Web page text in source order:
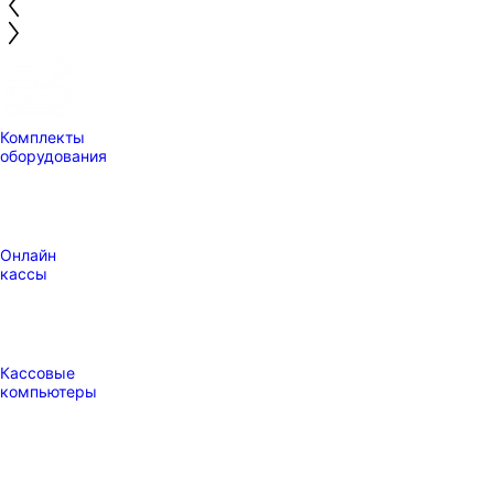
Комплекты
оборудования
Онлайн
кассы
Кассовые
компьютеры